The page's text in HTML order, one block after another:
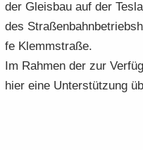
der Gleis­bau auf der
des
fe Klemm­stra­ße.
Im Rah­men der zur
hier eine Un­ter­stüt­zung